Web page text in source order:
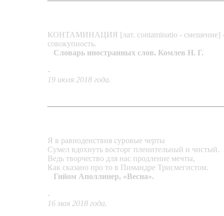
КОНТАМИНАЦИЯ [лат. contaminatio - смешение] -
совокупность.
Словарь иностранных слов, Комлев Н. Г.
-
19 июля 2018 года.
Я в равноденствия суровые черты
Сумел вдохнуть восторг пленительный и чистый.
Ведь творчество для нас продление мечты,
Как сказано про то в Пимандре Трисмегистом.
Гийом Аполлинер, «Весна».
-
16 мая 2018 года.